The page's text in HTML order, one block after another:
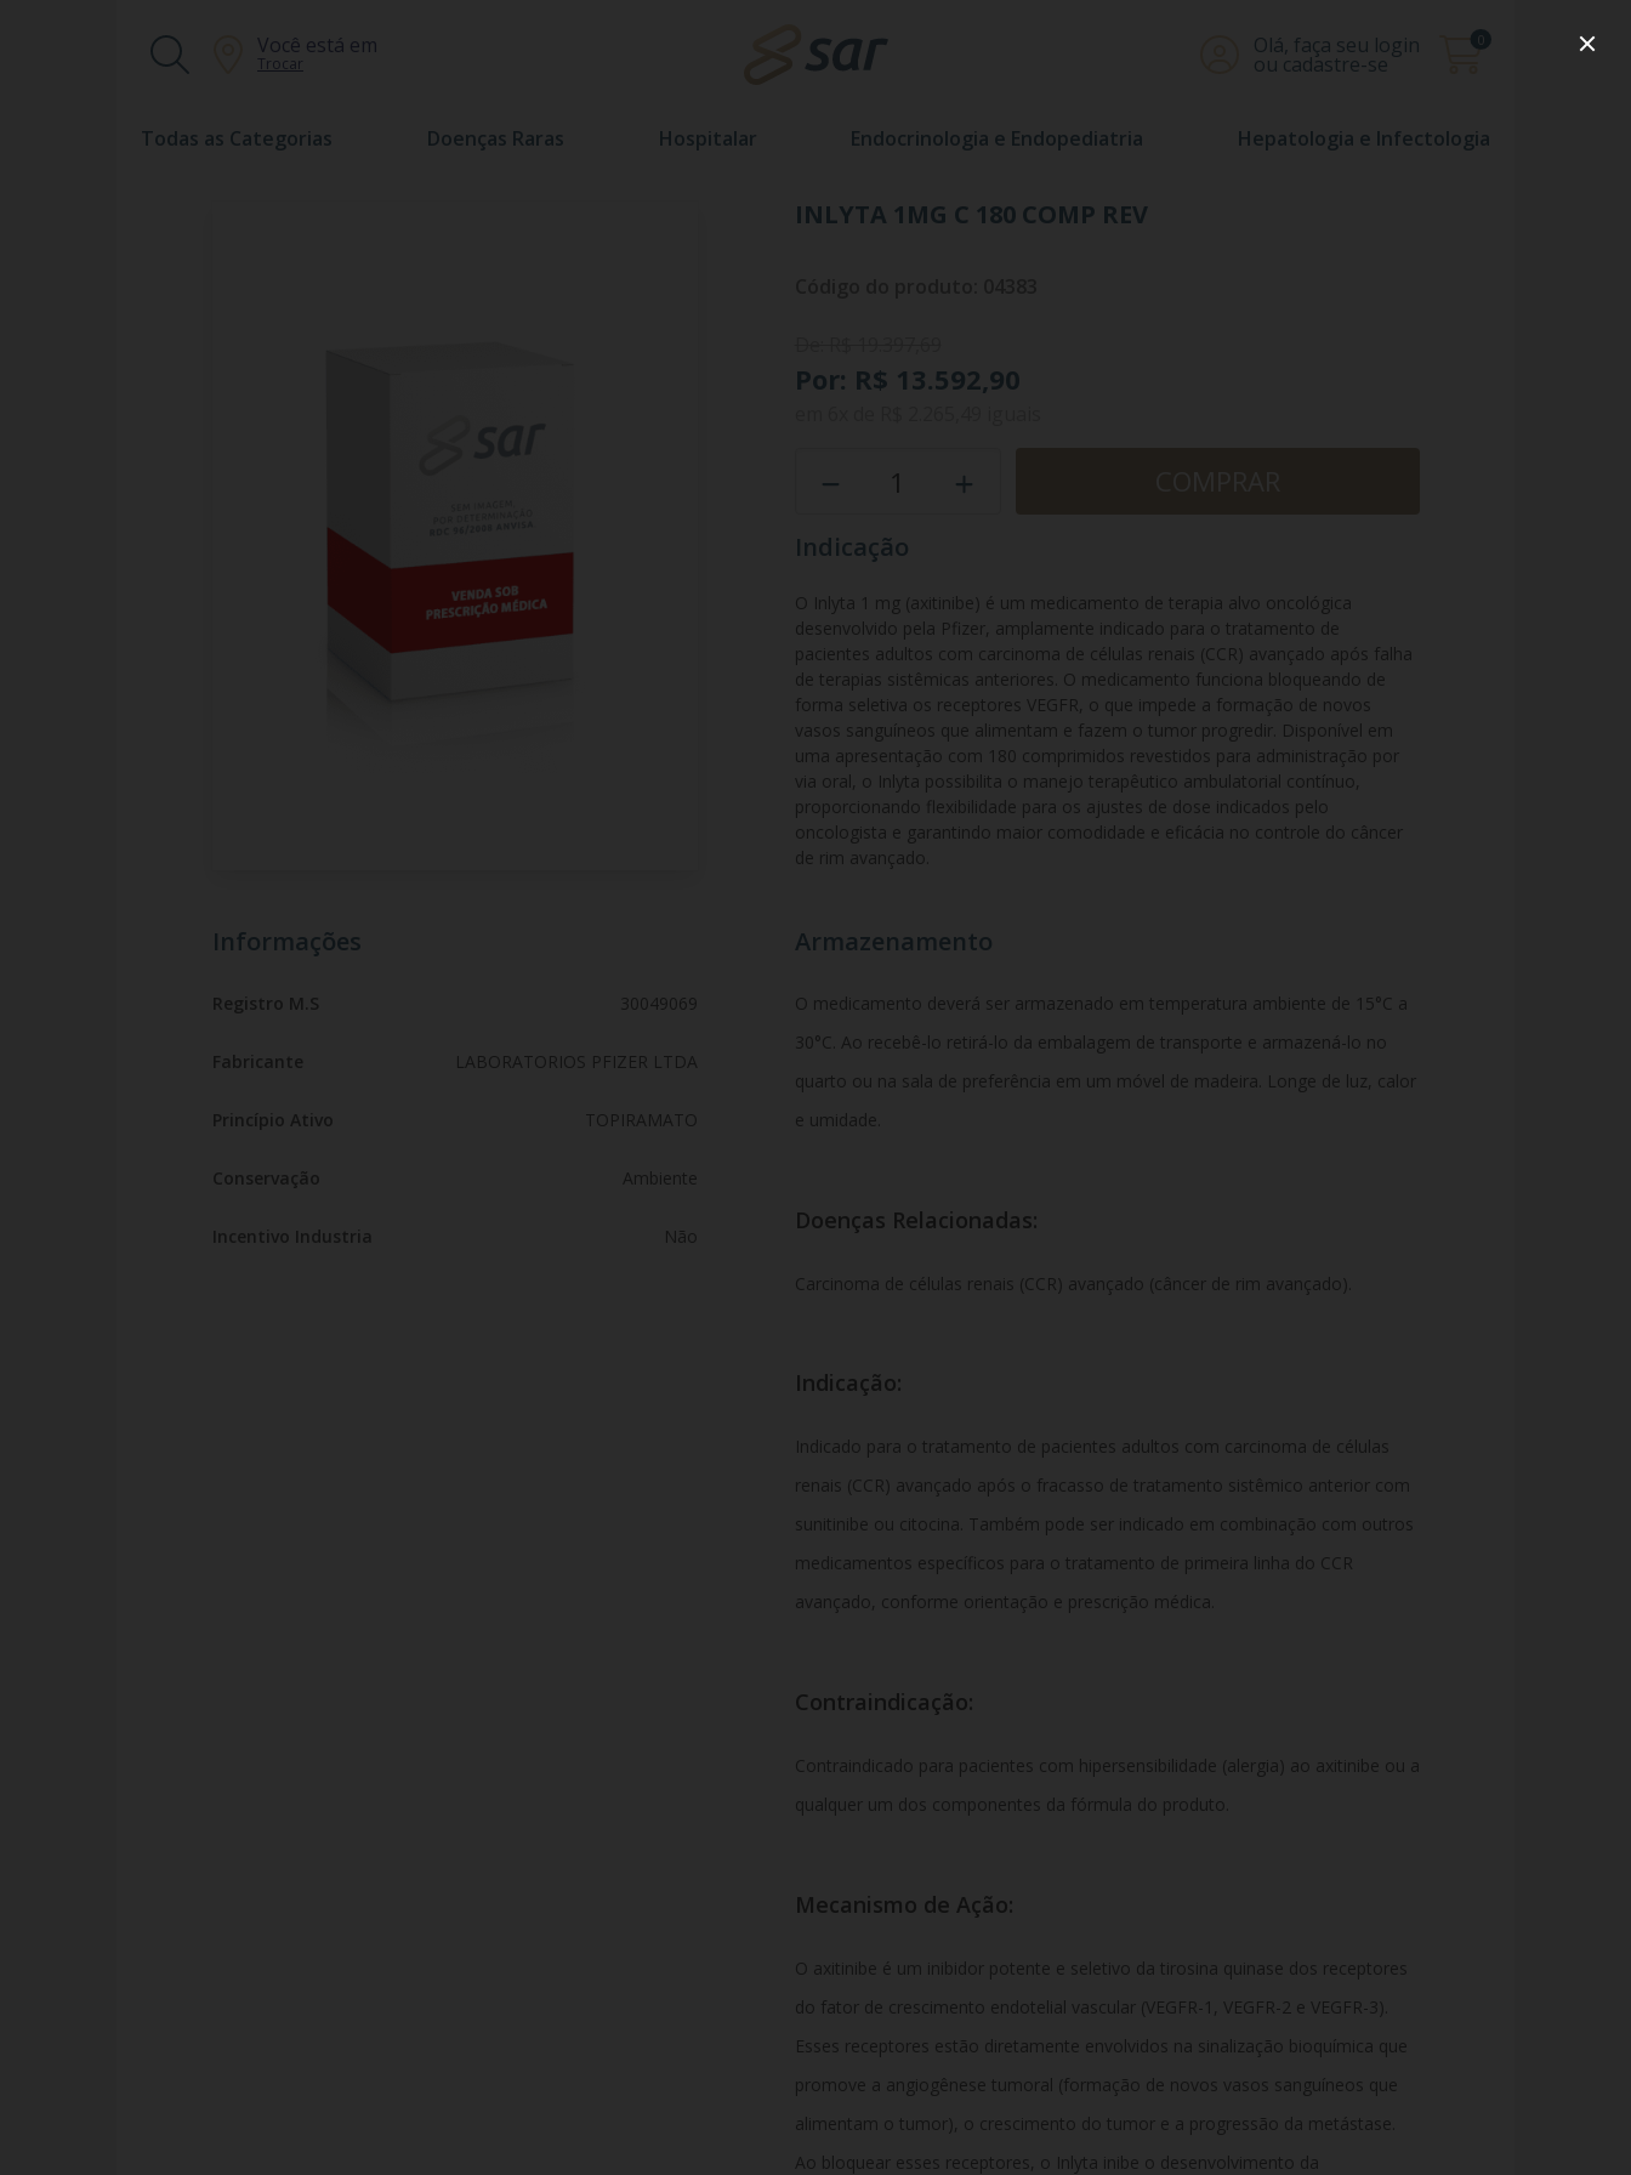
Você está em
Trocar
Olá, faça seu login
ou cadastre-se
0
Todas as Categorias Doenças Raras Hospitalar Endocrinologia e Endopediatria Hepatologia e Infectologia
INLYTA 1MG C 180 COMP REV
Por: R$ 13.592,90
Indicação
O Inlyta 1 mg (axitinibe) é um medicamento de terapia alvo oncológica
desenvolvido pela Pfizer, amplamente indicado para o tratamento de
pacientes adultos com carcinoma de células renais (CCR) avançado após falha
de terapias sistêmicas anteriores. O medicamento funciona bloqueando de
forma seletiva os receptores VEGFR, o que impede a formação de novos
vasos sanguíneos que alimentam e fazem o tumor progredir. Disponível em
uma apresentação com 180 comprimidos revestidos para administração por
via oral, o Inlyta possibilita o manejo terapêutico ambulatorial contínuo,
proporcionando flexibilidade para os ajustes de dose indicados pelo
oncologista e garantindo maior comodidade e eficácia no controle do câncer
de rim avançado.
Informações
Registro M.S 30049069
Fabricante LABORATORIOS PFIZER LTDA
Princípio Ativo TOPIRAMATO
Conservação Ambiente
Incentivo Industria Não
Armazenamento
O medicamento deverá ser armazenado em temperatura ambiente de 15°C a
30°C. Ao recebê-lo retirá-lo da embalagem de transporte e armazená-lo no
quarto ou na sala de preferência em um móvel de madeira. Longe de luz, calor
e umidade.
Doenças Relacionadas:
Carcinoma de células renais (CCR) avançado (câncer de rim avançado).
Indicação:
Indicado para o tratamento de pacientes adultos com carcinoma de células
renais (CCR) avançado após o fracasso de tratamento sistêmico anterior com
sunitinibe ou citocina. Também pode ser indicado em combinação com outros
medicamentos específicos para o tratamento de primeira linha do CCR
avançado, conforme orientação e prescrição médica.
Contraindicação:
Contraindicado para pacientes com hipersensibilidade (alergia) ao axitinibe ou a
qualquer um dos componentes da fórmula do produto.
Mecanismo de Ação:
O axitinibe é um inibidor potente e seletivo da tirosina quinase dos receptores
do fator de crescimento endotelial vascular (VEGFR-1, VEGFR-2 e VEGFR-3).
Esses receptores estão diretamente envolvidos na sinalização bioquímica que
promove a angiogênese tumoral (formação de novos vasos sanguíneos que
alimentam o tumor), o crescimento do tumor e a progressão da metástase.
Ao bloquear esses receptores, o Inlyta inibe o desenvolvimento da